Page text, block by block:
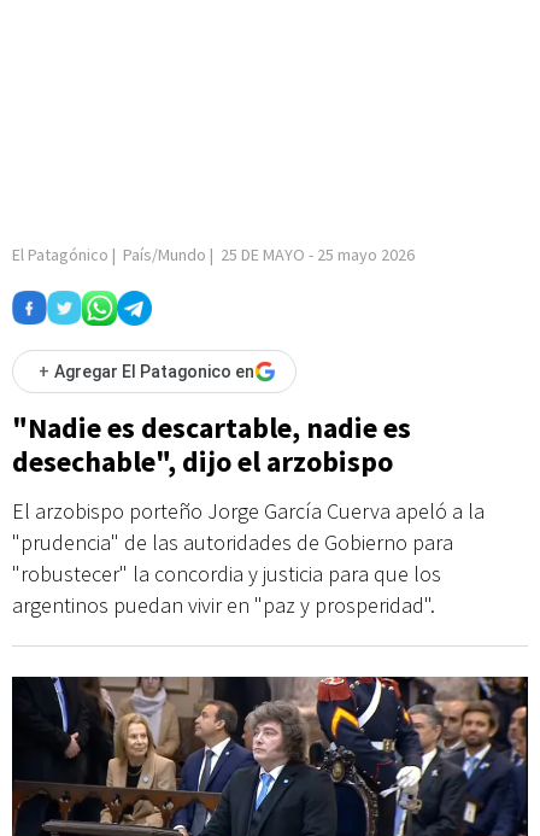
El Patagónico | País/Mundo | 25 DE MAYO - 25 mayo 2026
+ Agregar El Patagonico en
"Nadie es descartable, nadie es
desechable", dijo el arzobispo
El arzobispo porteño Jorge García Cuerva apeló a la
"prudencia" de las autoridades de Gobierno para
"robustecer" la concordia y justicia para que los
argentinos puedan vivir en "paz y prosperidad".